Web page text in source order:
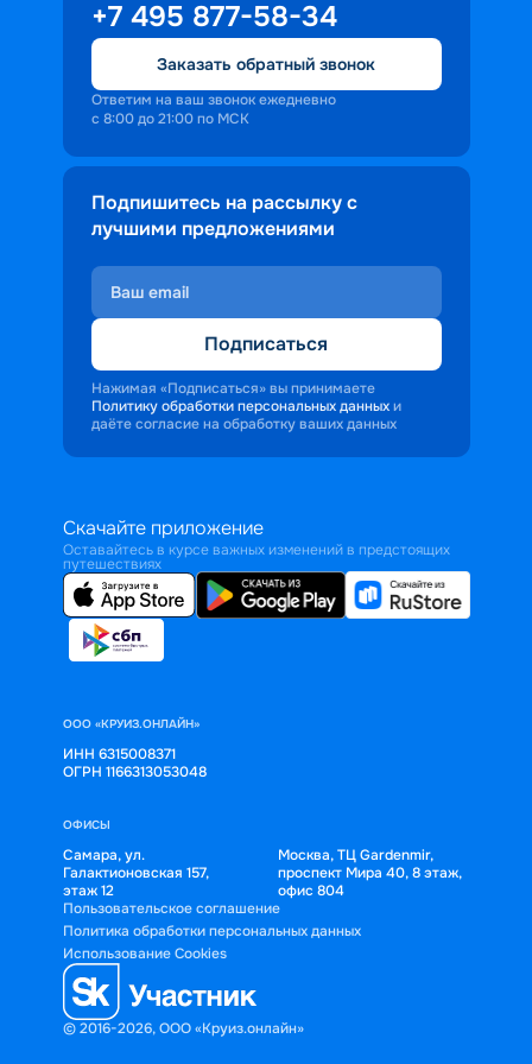
+7 495 877-58-34
Заказать обратный звонок
Ответим на ваш звонок ежедневно
с 8:00 до 21:00 по МСК
Подпишитесь на рассылку с
лучшими предложениями
Подписаться
Нажимая «Подписаться» вы принимаете
Политику обработки персональных данных и
даёте согласие на обработку ваших данных
Скачайте приложение
Оставайтесь в курсе важных изменений в предстоящих
путешествиях
ООО «КРУИЗ.ОНЛАЙН»
ИНН 6315008371
ОГРН 1166313053048
ОФИСЫ
Самара, ул.
Галактионовская 157,
этаж 12
Москва, ТЦ Gardenmir,
проспект Мира 40, 8 этаж,
офис 804
© 2016-2026, ООО «Круиз.онлайн»
Пользовательское соглашение
Политика обработки персональных данных
Использование Cookies